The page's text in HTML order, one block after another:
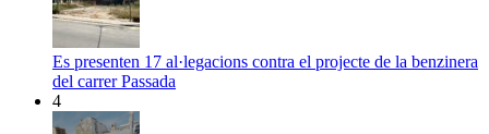
Es presenten 17 al·legacions contra el projecte de la benzinera
del carrer Passada
4